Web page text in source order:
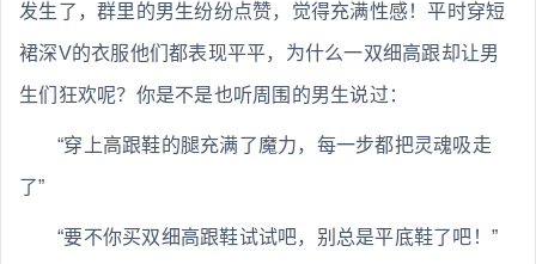
发生了，群里的男生纷纷点赞，觉得充满性感！平时穿短
裙深V的衣服他们都表现平平，为什么一双细高跟却让男
生们狂欢呢？你是不是也听周围的男生说过：
“穿上高跟鞋的腿充满了魔力，每一步都把灵魂吸走
了”
“要不你买双细高跟鞋试试吧，别总是平底鞋了吧！”